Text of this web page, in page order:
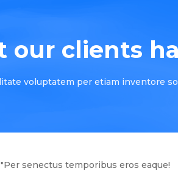
our clients
voluptatem per etiam inventore
"Per senectus temporibus eros eaque!